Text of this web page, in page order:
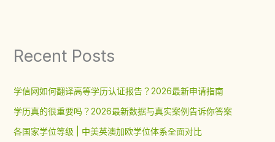
Recent Posts
学信网如何翻译高等学历认证报告？2026最新申请指南
学历真的很重要吗？2026最新数据与真实案例告诉你答案
各国家学位等级 | 中美英澳加欧学位体系全面对比